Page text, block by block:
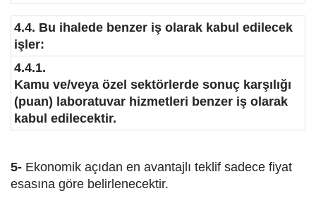
4.4. Bu ihalede benzer iş olarak kabul edilecek
işler:
4.4.1.
Kamu ve/veya özel sektörlerde sonuç karşılığı
(puan) laboratuvar hizmetleri benzer iş olarak
kabul edilecektir.
5- Ekonomik açıdan en avantajlı teklif sadece fiyat
esasına göre belirlenecektir.